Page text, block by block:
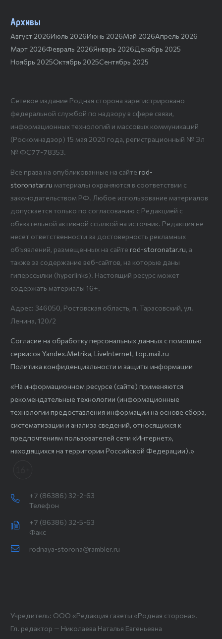
Архивы
Август 2026Июль 2026Июнь 2026Май 2026Апрель 2026
Март 2026Февраль 2026Январь 2026Декабрь 2025
Ноябрь 2025Октябрь 2025Сентябрь 2025
Сетевое издание Родная сторона зарегистрировано
федеральной службой по надзору в сфере связи,
информационных технологий и массовых коммуникаций
(Роскомнадзор) 15 мая 2020 года, регистрационный № Эл
№ ФС77-78353.
Все права на опубликованные на сайте rod-
storonatar.ru материалы охраняются в соответствии с
законодательством РФ. Любое использование материалов
допускается только по согласованию с Редакцией с
обязательной активной ссылкой на источник. Редакция не
несет ответственности за достоверность рекламных
объявлений, размещенных на сайте rod-storonatar.ru, а
также за содержание веб-сайтов, на которые даны
гиперссылки (hyperlinks). Настоящий ресурс может
содержать материалы 16+.
Адрес: 346050, Ростовская область, п. Тарасовский, ул.
Ленина, 120/2
Согласие на обработку персональных данных с помощью
сервисов Yandex.Metrika, LiveInternet, top.mail.ru
Политика конфиденциальности и защиты информации
«На информационном ресурсе (сайте) применяются
рекомендательные технологии (информационные
технологии предоставления информации на основе сбора,
систематизации и анализа сведений, относящихся к
предпочтениям пользователей сети «Интернет»,
находящихся на территории Российской Федерации).»
+7 (86386) 32-2-63
Телефон
+7 (86386) 32-5-63
Факс
rodnaya-storona@rambler.ru
Учредитель: ООО «Редакция газеты «Родная сторона».
Гл. редактор — Николаева Наталья Евгеньевна